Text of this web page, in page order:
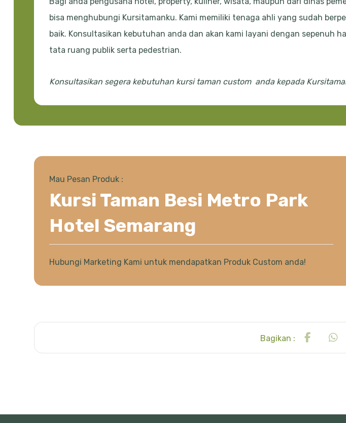
bisa menghubungi Kursitamanku. Kami memiliki tenaga ahli yang sudah
baik. Konsultasikan kebutuhan anda dan akan kami layani dengan sepenuh
tata ruang publik serta pedestrian.
Konsultasikan segera kebutuhan kursi taman custom anda kepada
Mau Pesan Produk :
Kursi Taman Besi Metro Park
Hotel Semarang
Hubungi Marketing Kami untuk mendapatkan Produk Custom anda!